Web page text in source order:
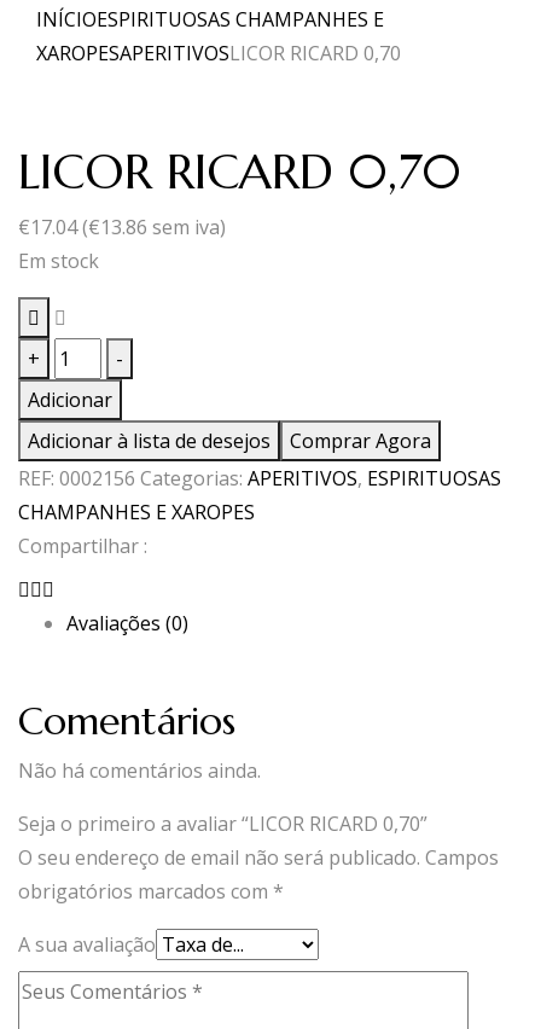
INÍCIOESPIRITUOSAS CHAMPANHES E
XAROPESAPERITIVOSLICOR RICARD 0,70
LICOR RICARD 0,70
€17.04(€13.86 sem iva)
Em stock
+
Quantidade
de
LICOR
RICARD
0,70
-
Adicionar
Adicionar à lista de desejos
Comprar Agora
REF: 0002156 Categorias: APERITIVOS, ESPIRITUOSAS
CHAMPANHES E XAROPES
Compartilhar :
Avaliações (0)
Comentários
Não há comentários ainda.
Seja o primeiro a avaliar “LICOR RICARD 0,70”
O seu endereço de email não será publicado. Campos
obrigatórios marcados com *
A sua avaliação